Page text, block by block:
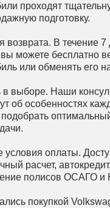
проходят
подготовку.
возврата. В течение
вы можете бесплатно
или обменять его
выборе. Наши
об особенностях
подобрать
условия оплаты.
расчет,
полисов ОСАГО и
покупкой